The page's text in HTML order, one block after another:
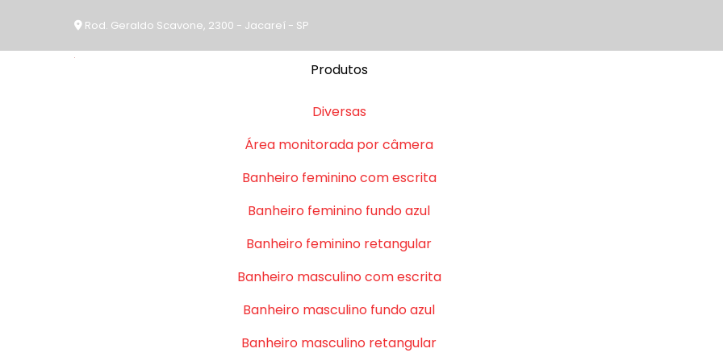
Rod. Geraldo Scavone, 2300 - Jacareí - SP
Produtos
Diversas
Área monitorada por câmera
Banheiro feminino com escrita
Banheiro feminino fundo azul
Banheiro feminino retangular
Banheiro masculino com escrita
Banheiro masculino fundo azul
Banheiro masculino retangular